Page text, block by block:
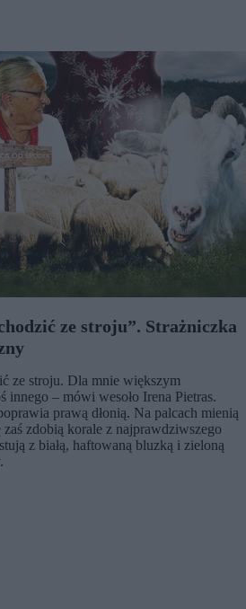
ze stroju”. Strażniczka
ze stroju. Dla mnie większym
innego – mówi wesoło Irena Pietras.
prawą dłonią. Na palcach mienią
zaś zdobią korale z najprawdziwszego
z białą, haftowaną bluzką i zieloną